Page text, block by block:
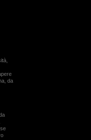
da